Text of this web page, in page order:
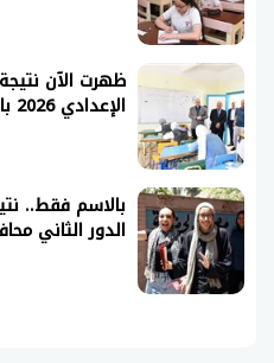
ظهرت الآن
الإعدادي 2026 بالاسم فقط
الدور الثاني